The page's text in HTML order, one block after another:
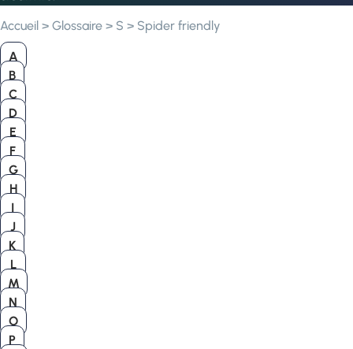
Accueil > Glossaire > S > Spider friendly
A
B
C
D
E
F
G
H
I
J
K
L
M
N
O
P